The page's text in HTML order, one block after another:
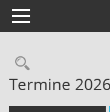
Toggle navigation
Termine 2026